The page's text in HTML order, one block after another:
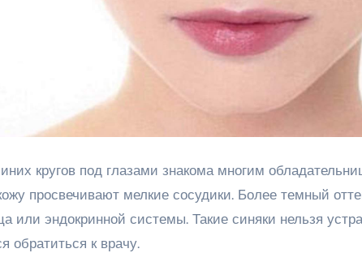
кругов под глазами знакома многим
просвечивают мелкие сосудики. Более темный
или эндокринной системы. Такие синяки нельзя
обратиться к врачу.